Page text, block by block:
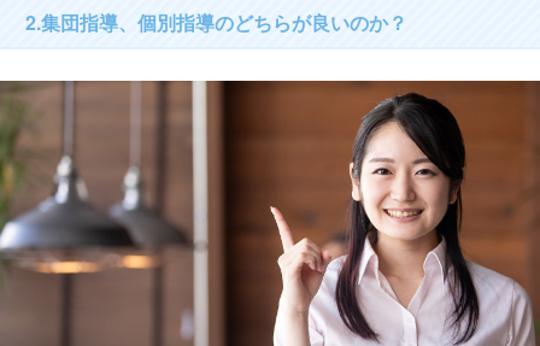
2.集団指導、個別指導のどちらが良いのか？